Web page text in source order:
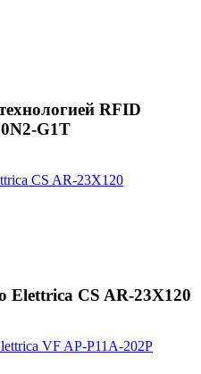
RFID
G1T
Elettrica CS AR-23X120